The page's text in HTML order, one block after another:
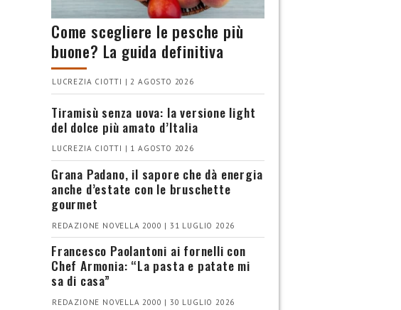
Come scegliere le pesche più
buone? La guida definitiva
LUCREZIA CIOTTI | 2 AGOSTO 2026
Tiramisù senza uova: la versione light
del dolce più amato d’Italia
LUCREZIA CIOTTI | 1 AGOSTO 2026
Grana Padano, il sapore che dà energia
anche d’estate con le bruschette
gourmet
REDAZIONE NOVELLA 2000 | 31 LUGLIO 2026
Francesco Paolantoni ai fornelli con
Chef Armonia: “La pasta e patate mi
sa di casa”
REDAZIONE NOVELLA 2000 | 30 LUGLIO 2026